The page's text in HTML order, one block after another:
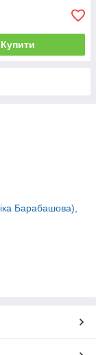
Купити
Барабашова),